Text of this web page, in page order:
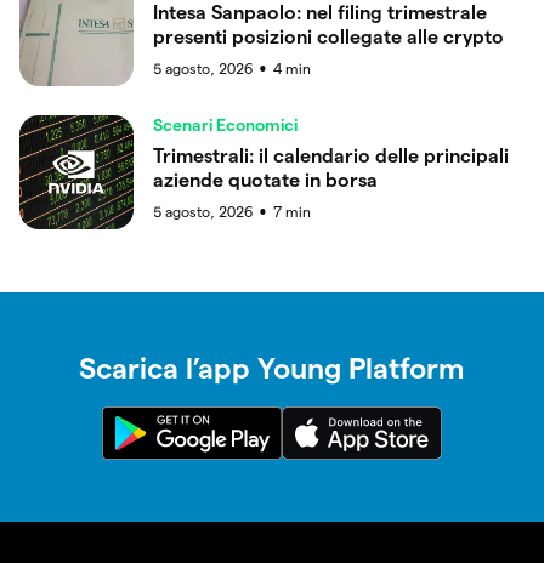
Intesa Sanpaolo: nel filing trimestrale
presenti posizioni collegate alle crypto
5 agosto, 2026 ● 4 min
Scenari Economici
Trimestrali: il calendario delle principali
aziende quotate in borsa
5 agosto, 2026 ● 7 min
Scarica l’app Young Platform